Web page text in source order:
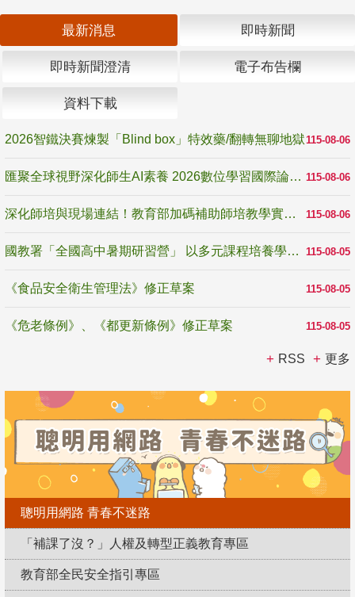
最新消息 即時新聞
即時新聞澄清 電子布告欄
資料下載
115-08-06
2026智鐵決賽煉製「Blind box」特效藥/翻轉無聊地獄
115-08-06
匯聚全球視野深化師生AI素養 2026數位學習國際論壇高雄登場
115-08-06
深化師培與現場連結！教育部加碼補助師培教學實踐研究 10月師培國際研討會交流教學實踐經驗
115-08-05
國教署「全國高中暑期研習營」 以多元課程培養學生瞭解誠信專業與倫理價值
115-08-05
《食品安全衛生管理法》修正草案
115-08-05
《危老條例》、《都更新條例》修正草案
RSS 更多
聰明用網路 青春不迷路
「補課了沒？」人權及轉型正義教育專區
教育部全民安全指引專區